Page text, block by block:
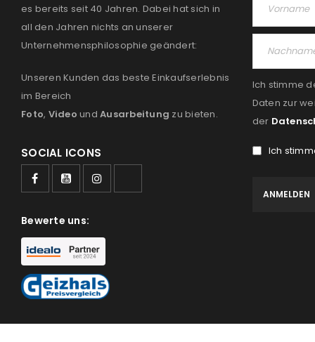
es bereits seit 40 Jahren. Dabei hat sich in
all den Jahren nichts an unserer
Unternehmensphilosophie geändert:
Unseren Kunden das beste Einkaufserlebnis
im Bereich
Foto, Video und Ausarbeitung zu bieten.
SOCIAL ICONS
Bewerte uns:
Ich stimme
Daten zur
der
Ich